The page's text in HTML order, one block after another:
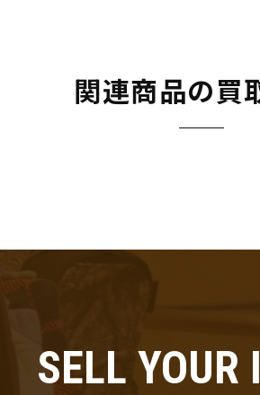
関連商品の買
SELL YOUR